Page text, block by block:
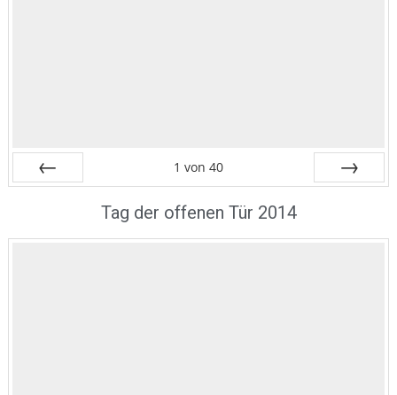
1 von 40
Tag der offenen Tür 2014